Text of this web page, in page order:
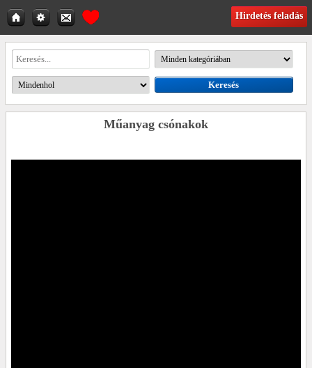
Hirdetés feladás
Műanyag csónakok